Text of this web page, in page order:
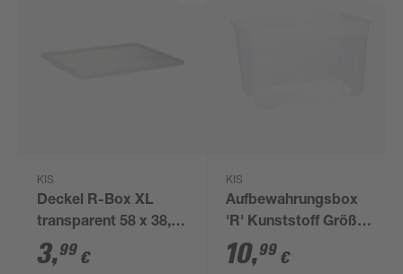
KIS
Deckel R-Box XL
transparent 58 x 38,5
cm
3,99 €
KIS
Aufbewahrungsbox
'R' Kunststoff Größe
XL 57 Liter 56,5 x 38 x
36 cm
10,99 €